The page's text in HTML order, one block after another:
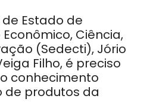
Estado de
Ciência,
(Sedecti), Jório
Filho, é preciso
conhecimento
de produtos da